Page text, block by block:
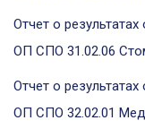
Отчет о
ОП СПО 31.02.06
Отчет о
ОП СПО 32.02.01